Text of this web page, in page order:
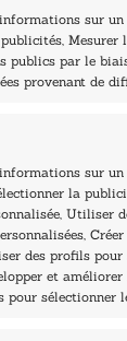
sur un
Mesurer
publics par le
provenant de
sur
la
Utiliser
des profils pour
et améliorer
sélectionner
i
l
E
-
Paris
: fermé